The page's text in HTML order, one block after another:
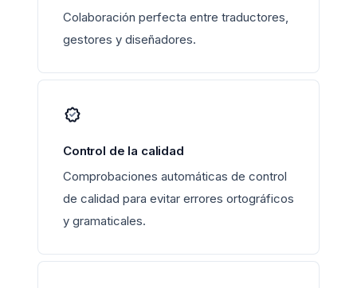
Colaboración perfecta entre traductores,
gestores y diseñadores.
Control de la calidad
Comprobaciones automáticas de control
de calidad para evitar errores ortográficos
y gramaticales.